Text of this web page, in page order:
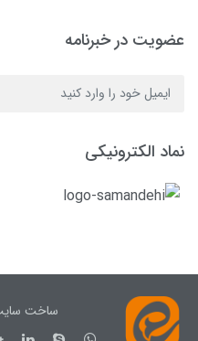
عضویت در خبرنامه
نماد الکترونیکی
ساخت